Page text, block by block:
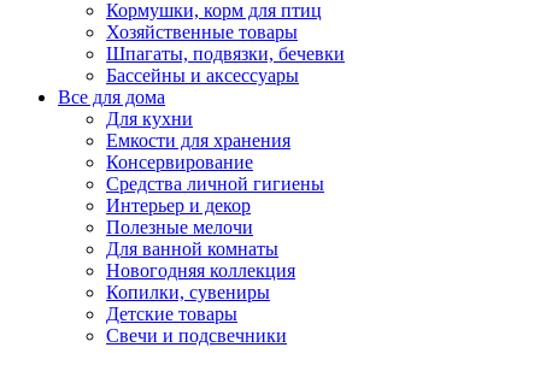
Кормушки, корм для птиц
Хозяйственные товары
Шпагаты, подвязки, бечевки
Бассейны и аксессуары
Все для дома
Для кухни
Емкости для хранения
Консервирование
Средства личной гигиены
Интерьер и декор
Полезные мелочи
Для ванной комнаты
Новогодняя коллекция
Копилки, сувениры
Детские товары
Свечи и подсвечники